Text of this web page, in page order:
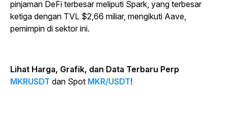
pinjaman DeFi terbesar meliputi Spark, yang terbesar
ketiga dengan TVL $2,66 miliar, mengikuti Aave,
pemimpin di sektor ini.
Lihat Harga, Grafik, dan Data Terbaru Perp
MKRUSDT dan Spot MKR/USDT!